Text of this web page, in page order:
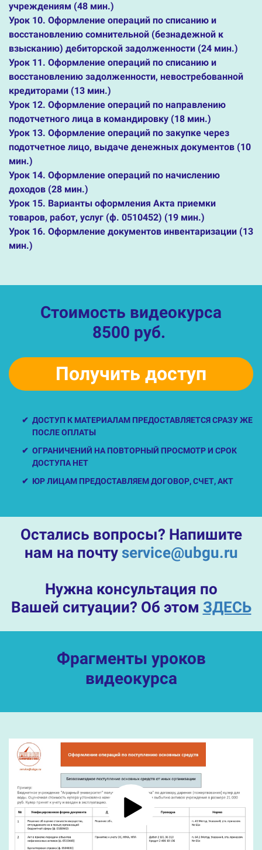
учреждениям (48 мин.)
Урок 10. Оформление операций по списанию и
восстановлению сомнительной (безнадежной к
взысканию) дебиторской задолженности (24 мин.)
Урок 11. Оформление операций по списанию и
восстановлению задолженности, невостребованной
кредиторами (13 мин.)
Урок 12. Оформление операций по направлению
подотчетного лица в командировку (18 мин.)
Урок 13. Оформление операций по закупке через
подотчетное лицо, выдаче денежных документов (10
мин.)
Урок 14. Оформление операций по начислению
доходов (28 мин.)
Урок 15. Варианты оформления Акта приемки
товаров, работ, услуг (ф. 0510452) (19 мин.)
Урок 16. Оформление документов инвентаризации (13
мин.)
Стоимость видеокурса
8500 руб.
Получить доступ
ДОСТУП К МАТЕРИАЛАМ ПРЕДОСТАВЛЯЕТСЯ СРАЗУ ЖЕ
ПОСЛЕ ОПЛАТЫ
ОГРАНИЧЕНИЙ НА ПОВТОРНЫЙ ПРОСМОТР И СРОК
ДОСТУПА НЕТ
ЮР ЛИЦАМ ПРЕДОСТАВЛЯЕМ ДОГОВОР, СЧЕТ, АКТ
Остались вопросы? Напишите
нам на почту service@ubgu.ru
Нужна консультация по
Вашей ситуации? Об этом ЗДЕСЬ
Фрагменты уроков
видеокурса